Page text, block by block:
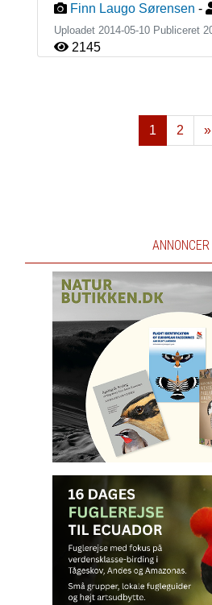
Finn Laugo Sørensen -
Uploadet 2014-05-10 Publiceret
2145
1 2
»
ANNONCER